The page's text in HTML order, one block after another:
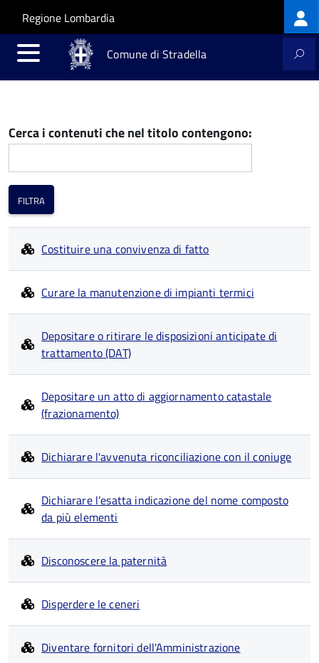
Salta al contenuto principale
Skip to site navigation
Regione Lombardia
Comune di Stradella
Cerca i contenuti che nel titolo contengono:
Costituire una convivenza di fatto
Curare la manutenzione di impianti termici
Depositare o ritirare le disposizioni anticipate di
trattamento (DAT)
Depositare un atto di aggiornamento catastale
(frazionamento)
Dichiarare l'avvenuta riconciliazione con il coniuge
Dichiarare l’esatta indicazione del nome composto
da più elementi
Disconoscere la paternità
Disperdere le ceneri
Diventare fornitori dell'Amministrazione